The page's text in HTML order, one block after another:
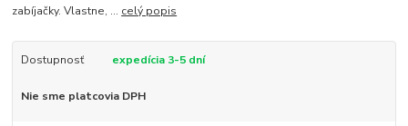
zabíjačky. Vlastne, ... celý popis
Dostupnosť expedícia 3-5 dní
Nie sme platcovia DPH